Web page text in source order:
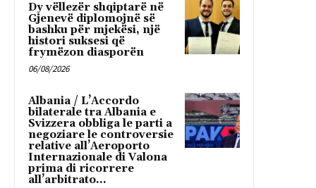
Dy vëllezër shqiptarë në
Gjenevë diplomojnë së
bashku për mjekësi, një
histori suksesi që
frymëzon diasporën
06/08/2026
Albania / L’Accordo
bilaterale tra Albania e
Svizzera obbliga le parti a
negoziare le controversie
relative all’Aeroporto
Internazionale di Valona
prima di ricorrere
all’arbitrato...